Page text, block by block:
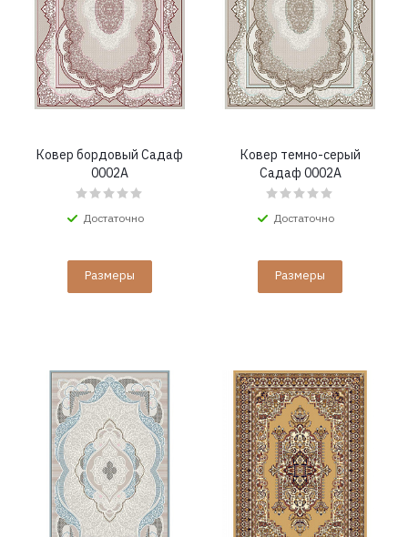
Ковер бордовый Садаф
0002A
Достаточно
Размеры
Ковер темно-серый
Садаф 0002A
Достаточно
Размеры